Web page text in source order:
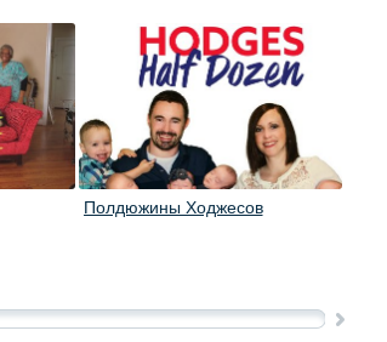
Полдюжины Ходжесов